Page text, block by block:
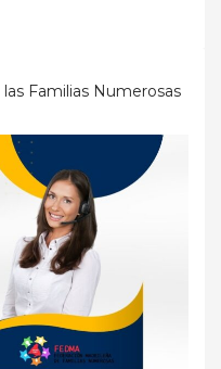
Familias Numerosas